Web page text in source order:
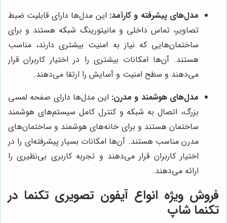
مدل‌های پیشرفته و کارآمد: این مدل‌ها دارای قابلیت ضبط
تصاویر، تماس داخلی و مانیتورینگ شبکه هستند و برای
ساختمان‌هایی که نیاز به امنیت بیشتری دارند، مناسب
هستند. آن‌ها امکانات بیشتری را در اختیار کاربران قرار
می‌دهند و سطح امنیت و آسایش را ارتقا می‌دهند.
مدل‌های هوشمند و مدرن: این مدل‌ها دارای صفحه لمسی
بزرگ، اتصال به شبکه و کنترل کامل سیستم‌های هوشمند
ساختمان هستند و برای خانه‌های هوشمند و ساختمان‌های
مدرن مناسب هستند. آن‌ها امکانات بسیار پیشرفته‌ای را در
اختیار کاربران قرار می‌دهند و تجربه کاربری بی‌نظیری را
ارائه می‌دهند.
فروش ویژه انواع آیفون تصویری تکنما در
تکنما شاپ